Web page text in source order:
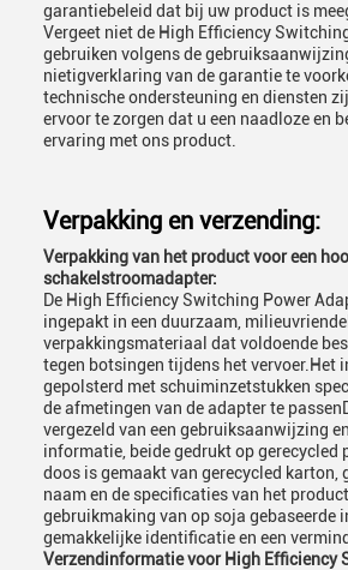
garantiebeleid dat bij uw product is
Vergeet niet de High Efficiency
gebruiken volgens de
nietigverklaring van de garantie te
technische ondersteuning en diensten
ervoor te zorgen dat u een naadloze en
ervaring met ons product.
Verpakking en verzending:
Verpakking van het product voor een
schakelstroomadapter:
De High Efficiency Switching Power
ingepakt in een duurzaam,
verpakkingsmateriaal dat voldoende
tegen botsingen tijdens het vervoer.Het
gepolsterd met schuiminzetstukken
de afmetingen van de adapter te
vergezeld van een gebruiksaanwijzing
informatie, beide gedrukt op gerecycled
doos is gemaakt van gerecycled karton,
naam en de specificaties van het
gebruikmaking van op soja gebaseerde
gemakkelijke identificatie en een
Verzendinformatie voor High Efficiency